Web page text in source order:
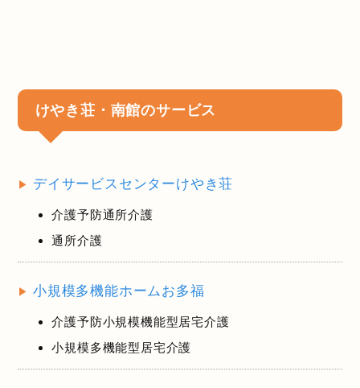
けやき荘・南館のサービス
デイサービスセンターけやき荘
介護予防通所介護
通所介護
小規模多機能ホームお多福
介護予防小規模機能型居宅介護
小規模多機能型居宅介護